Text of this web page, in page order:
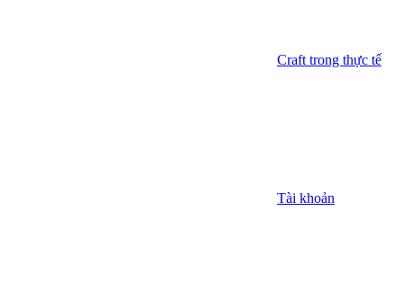
Craft trong thực tế
Tài khoản